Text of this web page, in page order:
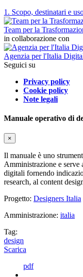
1. Scopo, destinatari e
Team per la
in collaborazione con
Agenzia per l'Italia
Seguici su
Privacy policy
Cookie policy
Note legali
Manuale operativo di
×
Il manuale è uno
Amministrazione e serve
digitali fornendo
research, al content
Progetto: Designers Italia
Amministrazione: italia
Tag:
design
Scarica
pdf